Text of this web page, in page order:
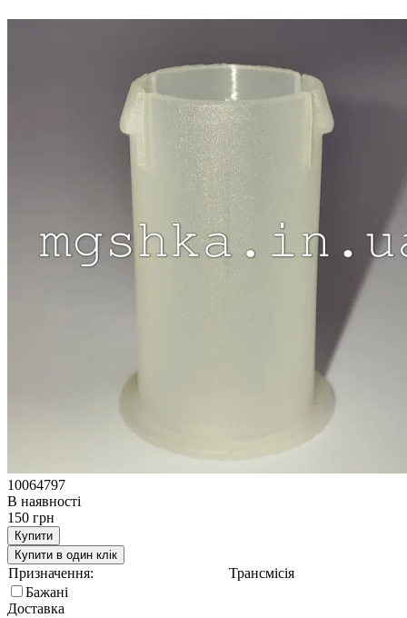
10064797
В наявності
150 грн
Купити
Купити в один клік
Призначення:
Трансмісія
Бажані
Доставка